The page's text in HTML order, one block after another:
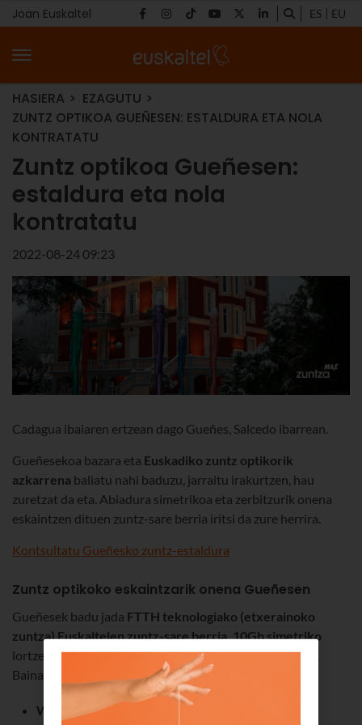
Joan Euskaltel ES EU
HASIERA
EZAGUTU
ZUNTZ OPTIKOA GUEÑESEN: ESTALDURA ETA NOLA
KONTRATATU
Zuntz optikoa Gueñesen:
estaldura eta nola
kontratatu
2022-08-24 09:23
Cadagua ibaiaren ertzean dago Gueñes, Salcedo ibarrean.
Gueñesekoa bazara eta Euskadiko zuntz optikorik
azkarrena baliatu nahi baduzu, jarraitu irakurtzen, hau
zuretzat da eta. Abiadura simetrikoa eta zerbitzurik onena
eskaintzen dituen zuntz-sare berria iritsi da zure herrira.
Kontsultatu Gueñesko zuntz-estaldura
Zuntz optikoko eskaintzarik onena Gueñesen
Gueñesek badu jada FTTH teknologiako (etxerainoko
zuntza) Euskaltelen zuntz-sare berria, 10Gb simetriko
lortzeko aukera ematen duen lorpen tekniko miragarria.
Baina ez da hori abantaila bakarra:
WPA segurtasuna
: merkatuko protokolorik